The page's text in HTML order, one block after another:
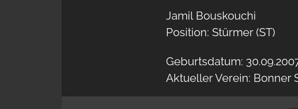
Jamil Bouskouchi
Position: Stürmer (ST)
Geburtsdatum:
Aktueller Verein: Bonner